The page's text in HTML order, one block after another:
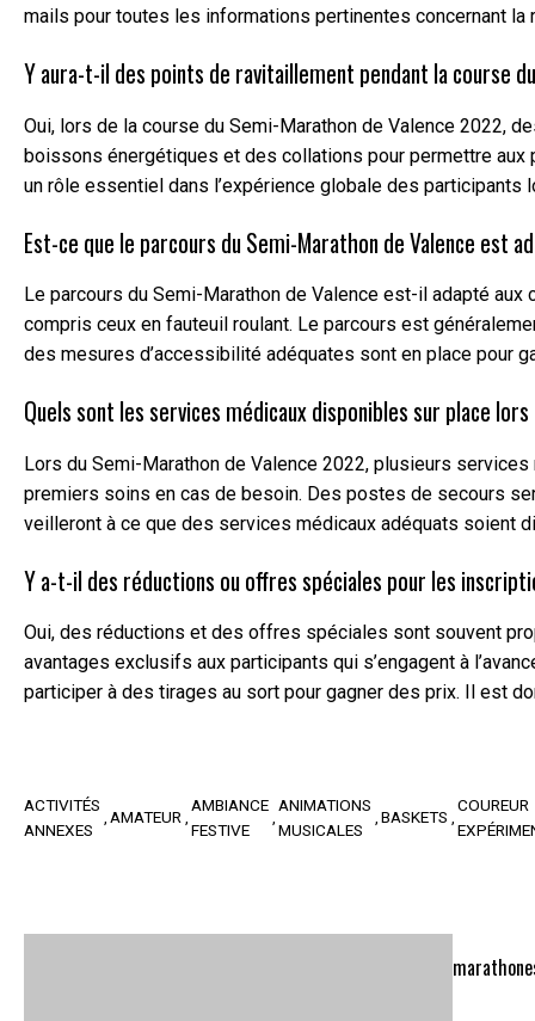
mails pour toutes les informations pertinentes concernant
Y aura-t-il des points de ravitaillement pendant la course
Oui, lors de la course du Semi-Marathon de Valence 2022,
boissons énergétiques et des collations pour permettre
un rôle essentiel dans l’expérience globale des
Est-ce que le parcours du Semi-Marathon de Valence est
Le parcours du Semi-Marathon de Valence est-il adapté
compris ceux en fauteuil roulant. Le parcours est
des mesures d’accessibilité adéquates sont en place pour
Quels sont les services médicaux disponibles sur place
Lors du Semi-Marathon de Valence 2022, plusieurs
premiers soins en cas de besoin. Des postes de secours
veilleront à ce que des services médicaux adéquats soient
Y a-t-il des réductions ou offres spéciales pour les
Oui, des réductions et des offres spéciales sont souvent
avantages exclusifs aux participants qui s’engagent à
participer à des tirages au sort pour gagner des prix. Il est
ACTIVITÉS
ANNEXES
AMATEUR
AMBIANCE
FESTIVE
ANIMATIONS
MUSICALES
BASKETS
COUREUR